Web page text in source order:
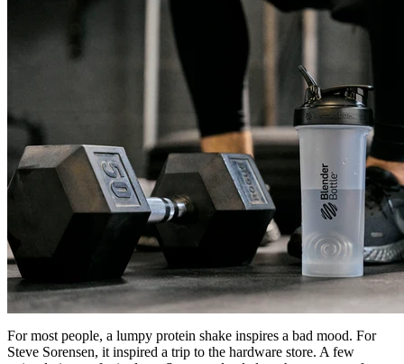
For most people, a lumpy protein shake inspires a bad mood. For
Steve Sorensen, it inspired a trip to the hardware store. A few